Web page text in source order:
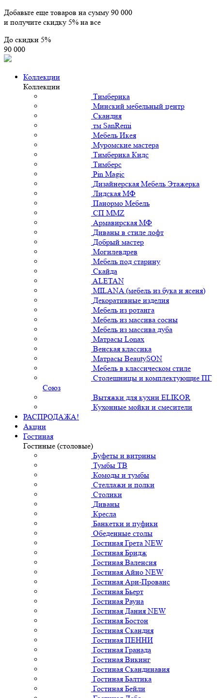
Добавьте еще товаров на сумму 90 000
и получите скидку 5% на все
До скидки 5%
90 000
Коллекции
Коллекции
Тимберика
Минский мебельный центр
Скандия
тм SanRemi
Мебель Икея
Муромские мастера
Тимберика Кидс
Тимберс
Pin Magic
Дизайнерская Мебель Этажерка
Лидская МФ
Панормо Мебель
СП ММZ
Армавирская МФ
Диваны в стиле лофт
Добрый мастер
Могилевдрев
Мебель под старину
Скайда
ALETAN
MILANA (мебель из бука и ясеня)
Декоративные изделия
Мебель из ротанга
Мебель из массива сосны
Мебель из массива дуба
Матрасы Lonax
Венская классика
Матрасы BeautySON
Мебель в классическом стиле
Столешницы и комплектующие ПГ
Союз
Вытяжки для кухни ELIKOR
Кухонные мойки и смесители
РАСПРОДАЖА!
Акции
Гостиная
Гостиные (столовые)
Буфеты и витрины
Тумбы ТВ
Комоды и тумбы
Стеллажи и полки
Столики
Диваны
Кресла
Банкетки и пуфики
Обеденные столы
Гостиная Грета NEW
Гостиная Бридж
Гостиная Валенсия
Гостиная Айно NEW
Гостиная Ари-Прованс
Гостиная Бьерт
Гостиная Рауна
Гостиная Дания NEW
Гостиная Бостон
Гостиная Скандия
Гостиная ПЕННИ
Гостиная Гранада
Гостиная Викинг
Гостиная Скандинавия
Гостиная Балтика
Гостиная Бейли